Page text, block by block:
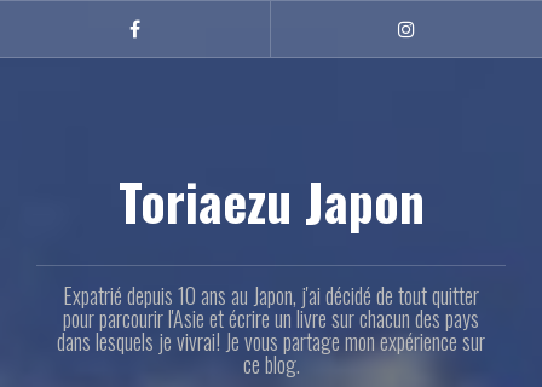
Facebook
Toriaezu Japon
Expatrié depuis 10 ans au Japon, j'ai décidé de tout quitter
pour parcourir l'Asie et écrire un livre sur chacun des pays
dans lesquels je vivrai! Je vous partage mon expérience sur
ce blog.